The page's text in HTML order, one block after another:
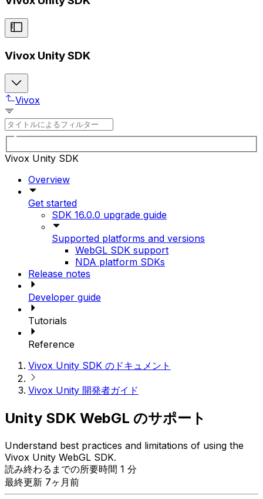
Vivox Unity SDK
Vivox
Vivox Unity SDK
Overview
Get started
SDK 16.0.0 upgrade guide
Supported platforms and versions
WebGL SDK support
NDA platform SDKs
Release notes
Developer guide
Tutorials
Reference
Vivox Unity SDK のドキュメント
Vivox Unity 開発者ガイド
Unity SDK WebGL のサポート
Understand best practices and limitations of using the
Vivox Unity WebGL SDK.
読み終わるまでの所要時間 1 分
最終更新 7ヶ月前